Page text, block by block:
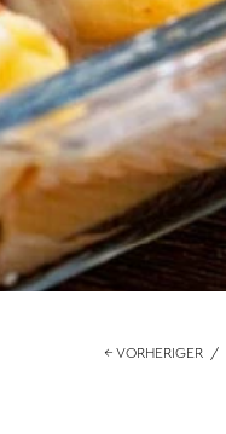
← VORHERIGER /